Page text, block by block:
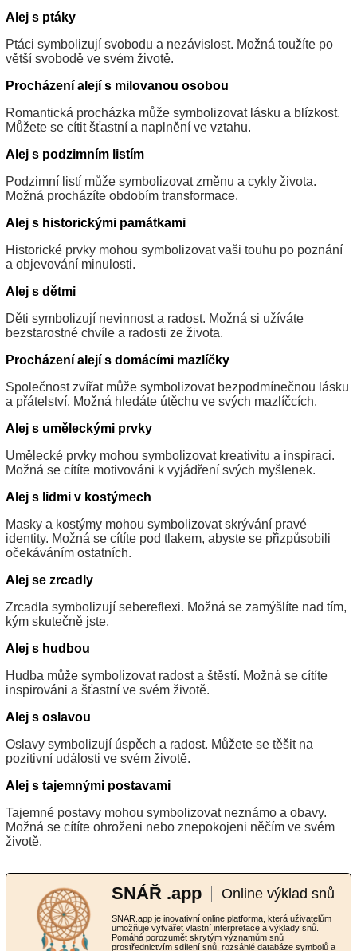
Alej s ptáky
Ptáci symbolizují svobodu a nezávislost. Možná toužíte po
větší svobodě ve svém životě.
Procházení alejí s milovanou osobou
Romantická procházka může symbolizovat lásku a blízkost.
Můžete se cítit šťastní a naplnění ve vztahu.
Alej s podzimním listím
Podzimní listí může symbolizovat změnu a cykly života.
Možná procházíte obdobím transformace.
Alej s historickými památkami
Historické prvky mohou symbolizovat vaši touhu po poznání
a objevování minulosti.
Alej s dětmi
Děti symbolizují nevinnost a radost. Možná si užíváte
bezstarostné chvíle a radosti ze života.
Procházení alejí s domácími mazlíčky
Společnost zvířat může symbolizovat bezpodmínečnou lásku
a přátelství. Možná hledáte útěchu ve svých mazlíčcích.
Alej s uměleckými prvky
Umělecké prvky mohou symbolizovat kreativitu a inspiraci.
Možná se cítíte motivováni k vyjádření svých myšlenek.
Alej s lidmi v kostýmech
Masky a kostýmy mohou symbolizovat skrývání pravé
identity. Možná se cítíte pod tlakem, abyste se přizpůsobili
očekáváním ostatních.
Alej se zrcadly
Zrcadla symbolizují sebereflexi. Možná se zamýšlíte nad tím,
kým skutečně jste.
Alej s hudbou
Hudba může symbolizovat radost a štěstí. Možná se cítíte
inspirováni a šťastní ve svém životě.
Alej s oslavou
Oslavy symbolizují úspěch a radost. Můžete se těšit na
pozitivní události ve svém životě.
Alej s tajemnými postavami
Tajemné postavy mohou symbolizovat neznámo a obavy.
Možná se cítíte ohroženi nebo znepokojeni něčím ve svém
životě.
SNÁŘ .app Online výklad snů
SNAR.app je inovativní online platforma, která uživatelům
umožňuje vytvářet vlastní interpretace a výklady snů.
Pomáhá porozumět skrytým významům snů
prostřednictvím sdílení snů, rozsáhlé databáze symbolů a